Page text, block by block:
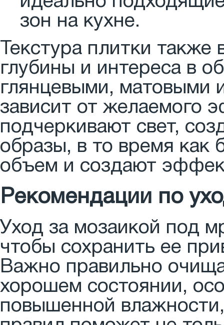
зон на кухне.
Текстура плитки
глубины и интереса в
глянцевыми, матовыми
зависит от желаемого
подчеркивают свет,
образы, в то время как
объем и создают
Рекомендации по
Уход за мозаикой под
чтобы сохранить ее
Важно правильно
хорошем состоянии,
повышенной